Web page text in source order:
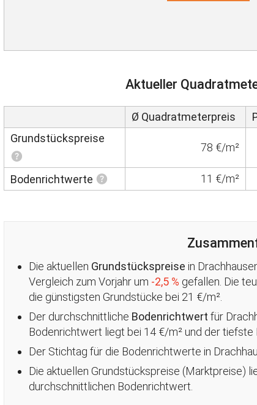
Aktueller
Ø Quadratmeterpreis
Grundstückspreise
78 €/m²
Bodenrichtwerte 11 €/m²
Die aktuellen Grundstückspreise in
Vergleich zum Vorjahr um -2,5 % gefallen . Die
die günstigsten Grundstücke bei 21 €/m².
Der durchschnittliche Bodenrichtwert für
Bodenrichtwert liegt bei 14 €/m² und der tiefste
Der Stichtag für die Bodenrichtwerte in
Die aktuellen Grundstückspreise (Marktpreise)
durchschnittlichen Bodenrichtwert.